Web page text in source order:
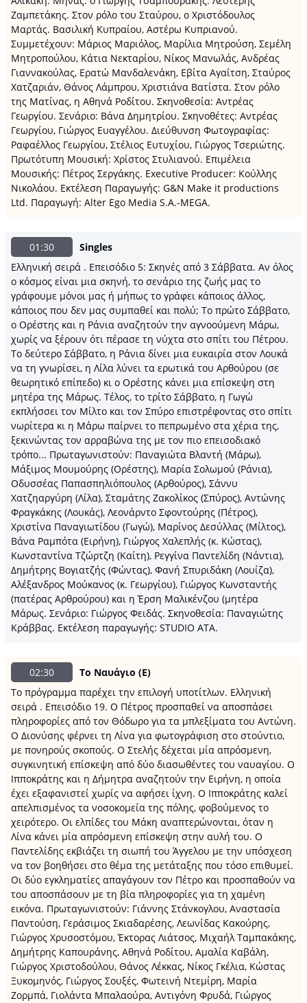
Ζαμπετάκης. Στον ρόλο του Σταύρου, ο Χριστόδουλος
Μαρτάς. Βασιλική Κυπραίου, Αστέρω Κυπριανού.
Συμμετέχουν: Μάριος Μαριόλος, Μαρίλια Μητρούση, Σεμέλη
Μητροπούλου, Κάτια Νεκταρίου, Νίκος Μανωλάς, Ανδρέας
Γιαννακούλας, Ερατώ Μανδαλενάκη, Εβίτα Αγαΐτση, Σταύρος
Χατζαριάν, Θάνος Λάμπρου, Χριστιάνα Βατίστα. Στον ρόλο
της Ματίνας, η Αθηνά Ροδίτου. Σκηνοθεσία: Αντρέας
Γεωργίου. Σενάριο: Βάνα Δημητρίου. Σκηνοθέτες: Αντρέας
Γεωργίου, Γιώργος Ευαγγέλου. Διεύθυνση Φωτογραφίας:
Ραφαέλλος Γεωργίου, Στέλιος Ευτυχίου, Γιώργος Τσεριώτης.
Πρωτότυπη Μουσική: Χρίστος Στυλιανού. Επιμέλεια
Μουσικής: Πέτρος Σεργάκης. Executive Producer: Κούλλης
Νικολάου. Εκτέλεση Παραγωγής: G&N Make it productions
Ltd. Παραγωγή: Alter Ego Media S.A.-MEGA.
01:30
Singles
Ελληνική σειρά . Επεισόδιο 5: Σκηνές από 3 Σάββατα. Αν όλος
ο κόσμος είναι μια σκηνή, το σενάριο της ζωής μας το
γράφουμε μόνοι μας ή μήπως το γράφει κάποιος άλλος,
κάποιος που δεν μας συμπαθεί και πολύ; Το πρώτο Σάββατο,
ο Ορέστης και η Ράνια αναζητούν την αγνοούμενη Μάρω,
χωρίς να ξέρουν ότι πέρασε τη νύχτα στο σπίτι του Πέτρου.
Το δεύτερο Σάββατο, η Ράνια δίνει μια ευκαιρία στον Λουκά
να τη γνωρίσει, η Λίλα λύνει τα ερωτικά του Αρθούρου (σε
θεωρητικό επίπεδο) κι ο Ορέστης κάνει μια επίσκεψη στη
μητέρα της Μάρως. Τέλος, το τρίτο Σάββατο, η Γωγώ
εκπλήσσει τον Μίλτο και τον Σπύρο επιστρέφοντας στο σπίτι
νωρίτερα κι η Μάρω παίρνει το πεπρωμένο στα χέρια της,
ξεκινώντας τον αρραβώνα της με τον πιο επεισοδιακό
τρόπο... Πρωταγωνιστούν: Παναγιώτα Βλαντή (Μάρω),
Μάξιμος Μουμούρης (Ορέστης), Μαρία Σολωμού (Ράνια),
Οδυσσέας Παπασπηλιόπουλος (Αρθούρος), Σάννυ
Χατζηαργύρη (Λίλα), Σταμάτης Ζακολίκος (Σπύρος), Αντώνης
Φραγκάκης (Λουκάς), Λεονάρντο Σφοντούρης (Πέτρος),
Χριστίνα Παναγιωτίδου (Γωγώ), Μαρίνος Δεσύλλας (Μίλτος),
Βάνα Ραμπότα (Ειρήνη), Γιώργος Χαλεπλής (κ. Κώστας),
Κωνσταντίνα Τζώρτζη (Καίτη), Ρεγγίνα Παντελίδη (Νάντια),
Δημήτρης Βογιατζής (Φώντας), Φανή Σπυριδάκη (Λουίζα),
Αλέξανδρος Μούκανος (κ. Γεωργίου), Γιώργος Κωνσταντής
(πατέρας Αρθρούρου) και η Έρση Μαλικένζου (μητέρα
Μάρως. Σενάριο: Γιώργος Φειδάς. Σκηνοθεσία: Παναγιώτης
Κράββας. Εκτέλεση παραγωγής: STUDIO ATA.
02:30
Το Ναυάγιο (Ε)
Το πρόγραμμα παρέχει την επιλογή υποτίτλων. Ελληνική
σειρά . Επεισόδιο 19. Ο Πέτρος προσπαθεί να αποσπάσει
πληροφορίες από τον Θόδωρο για τα μπλεξίματα του Αντώνη.
Ο Διονύσης φέρνει τη Λίνα για φωτογράφιση στο στούντιο,
με πονηρούς σκοπούς. Ο Στελής δέχεται μία απρόσμενη,
συγκινητική επίσκεψη από δύο διασωθέντες του ναυαγίου. Ο
Ιπποκράτης και η Δήμητρα αναζητούν την Ειρήνη, η οποία
έχει εξαφανιστεί χωρίς να αφήσει ίχνη. Ο Ιπποκράτης καλεί
απελπισμένος τα νοσοκομεία της πόλης, φοβούμενος το
χειρότερο. Οι ελπίδες του Μάκη αναπτερώνονται, όταν η
Λίνα κάνει μία απρόσμενη επίσκεψη στην αυλή του. Ο
Παντελίδης εκβιάζει τη σιωπή του Άγγελου με την υπόσχεση
να τον βοηθήσει στο θέμα της μετάταξης που τόσο επιθυμεί.
Οι δύο εγκληματίες απαγάγουν τον Πέτρο και προσπαθούν να
του αποσπάσουν με τη βία πληροφορίες για τη χαμένη
εικόνα. Πρωταγωνιστούν: Γιάννης Στάνκογλου, Αναστασία
Παντούση, Γεράσιμος Σκιαδαρέσης, Λεωνίδας Κακούρης,
Γιώργος Χρυσοστόμου, Έκτορας Λιάτσος, Μιχαήλ Ταμπακάκης,
Δημήτρης Καπουράνης, Αθηνά Ροδίτου, Αμαλία Καβάλη,
Γιώργος Χριστοδούλου, Θάνος Λέκκας, Νίκος Γκέλια, Κώστας
Ξυκομηνός, Γιώργος Σουξές, Φωτεινή Ντεμίρη, Μαρία
Ζορμπά, Γιολάντα Μπαλαούρα, Αντιγόνη Φρυδά, Γιώργος